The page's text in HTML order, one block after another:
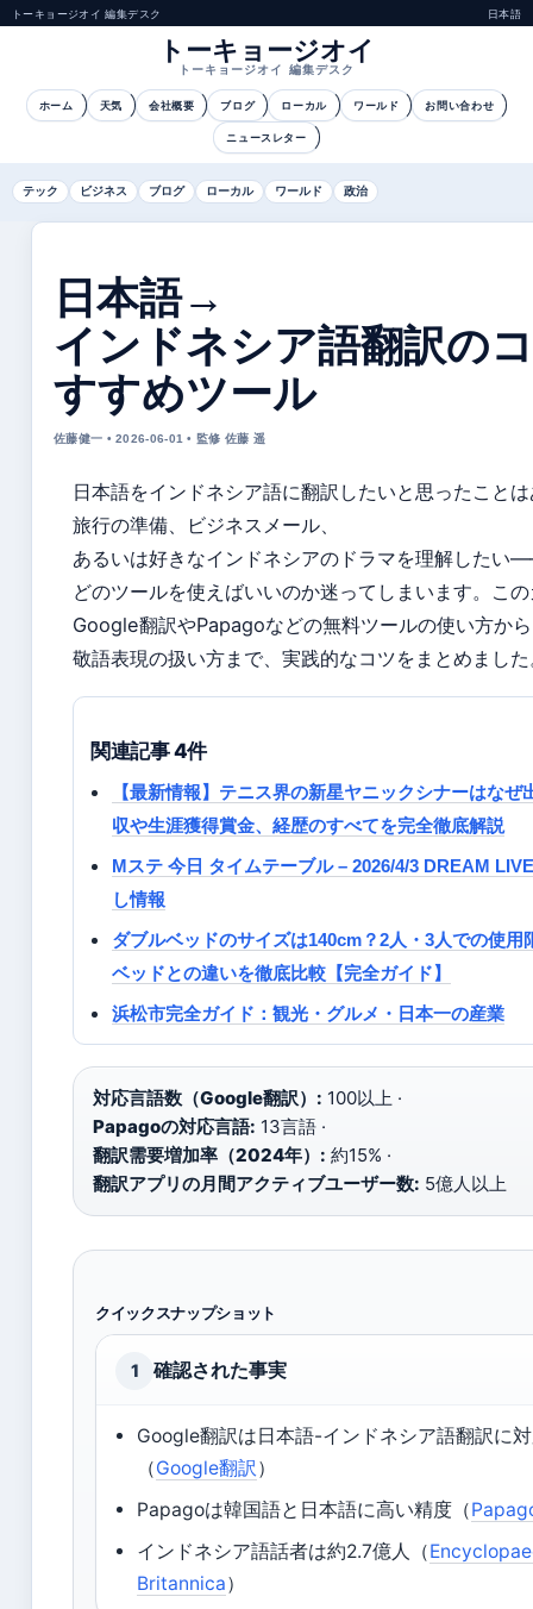
トーキョージオイ 編集デスク 日本語
トーキョージオイ
トーキョージオイ 編集デスク
ホーム 天気 会社概要 ブログ ローカル ワールド お問い合わせ
ニュースレター
テック ビジネス ブログ ローカル ワールド 政治
日本語→
インドネシア語翻訳の
すすめツール
佐藤健一 • 2026-06-01 • 監修 佐藤 遥
日本語をインドネシア語に翻訳したいと思ったこと
旅行の準備、ビジネスメール、
あるいは好きなインドネシアのドラマを理解したい
どのツールを使えばいいのか迷ってしまいます。こ
Google翻訳やPapagoなどの無料ツールの使い方か
敬語表現の扱い方まで、実践的なコツをまとめまし
関連記事 4件
【最新情報】テニス界の新星ヤニックシナーはなぜ
収や生涯獲得賞金、経歴のすべてを完全徹底解説
Mステ 今日 タイムテーブル – 2026/4/3 DREAM
し情報
ダブルベッドのサイズは140cm？2人・3人での使用
ベッドとの違いを徹底比較【完全ガイド】
浜松市完全ガイド：観光・グルメ・日本一の産業
対応言語数（Google翻訳）: 100以上 ·
Papagoの対応言語: 13言語 ·
翻訳需要増加率（2024年）: 約15% ·
翻訳アプリの月間アクティブユーザー数: 5億人以上
クイックスナップショット
1 確認された事実
Google翻訳は日本語-インドネシア語翻訳に
（Google翻訳 ）
Papagoは韓国語と日本語に高い精度（
インドネシア語話者は約2.7億人（
Britannica）